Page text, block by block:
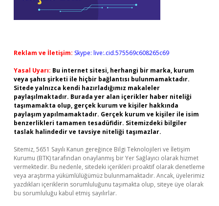
Reklam ve İletişim: Skype: live:.cid.575569c608265c69
Yasal Uyarı: Bu internet sitesi, herhangi bir marka, kurum
veya şahıs şirketi ile hiçbir bağlantısı bulunmamaktadır.
Sitede yalnızca kendi hazırladığımız makaleler
paylaşılmaktadır. Burada yer alan içerikler haber niteliği
taşımamakta olup, gerçek kurum ve kişiler hakkında
paylaşım yapılmamaktadır. Gerçek kurum ve kişiler ile isim
benzerlikleri tamamen tesadüfidir. Sitemizdeki bilgiler
taslak halindedir ve tavsiye niteliği taşımazlar.
Sitemiz, 5651 Sayılı Kanun gereğince Bilgi Teknolojileri ve İletişim
Kurumu (BTK) tarafından onaylanmış bir Yer Sağlayıcı olarak hizmet
vermektedir. Bu nedenle, sitedeki içerikleri proaktif olarak denetleme
veya araştırma yükümlülüğümüz bulunmamaktadır. Ancak, üyelerimiz
yazdıkları içeriklerin sorumluluğunu taşımakta olup, siteye üye olarak
bu sorumluluğu kabul etmiş sayılırlar.